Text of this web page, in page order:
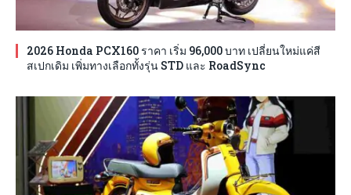
2026 Honda PCX160 ราคา เริ่ม 96,000 บาท เปลี่ยนใหม่แค่สี
สเปกเดิม เพิ่มทางเลือกทั้งรุ่น STD และ RoadSync